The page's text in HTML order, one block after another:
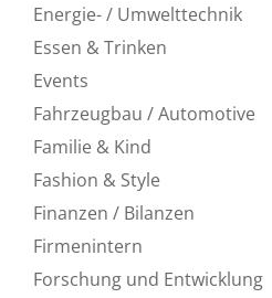
Energie- / Umwelttechnik
Essen & Trinken
Events
Fahrzeugbau / Automotive
Familie & Kind
Fashion & Style
Finanzen / Bilanzen
Firmenintern
Forschung und Entwicklung